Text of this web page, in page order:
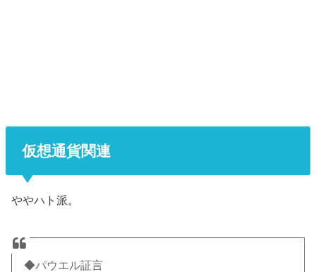
仮想通貨関連
ややハト派。
◆パウエル証言